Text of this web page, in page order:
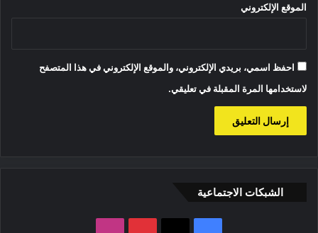
الموقع الإلكتروني
احفظ اسمي، بريدي الإلكتروني، والموقع الإلكتروني في هذا المتصفح
لاستخدامها المرة المقبلة في تعليقي.
الشبكات الاجتماعية